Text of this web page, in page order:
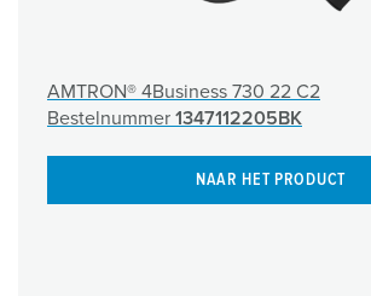
AMTRON® 4Business 730 22 C2
Bestelnummer 1347112205BK
NAAR HET PRODUCT